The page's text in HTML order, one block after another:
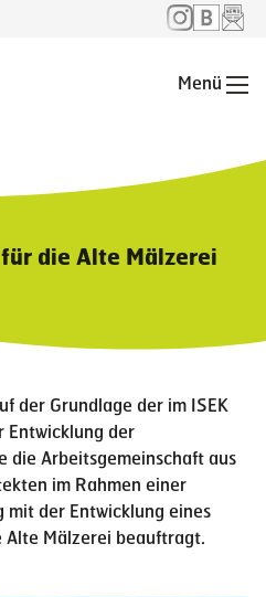
Menü
die Alte Mälzerei
der Grundlage der im ISEK
Entwicklung der
die Arbeitsgemeinschaft aus
im Rahmen einer
der Entwicklung eines
Alte Mälzerei beauftragt.